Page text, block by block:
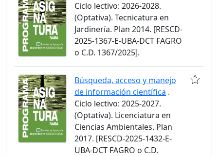
Ciclo lectivo: 2026-2028.
(Optativa). Tecnicatura en
Jardinería. Plan 2014. [RESCD-
2025-1367-E-UBA-DCT FAGRO
o C.D. 1367/2025].
Búsqueda, acceso y manejo
de información científica .
Ciclo lectivo: 2025-2027.
(Optativa). Licenciatura en
Ciencias Ambientales. Plan
2017. [RESCD-2025-1432-E-
UBA-DCT FAGRO o C.D.